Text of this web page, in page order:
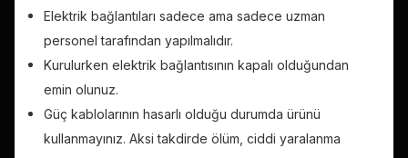
Elektrik bağlantıları sadece ama sadece uzman
personel tarafından yapılmalıdır.
Kurulurken elektrik bağlantısının kapalı olduğundan
emin olunuz.
Güç kablolarının hasarlı olduğu durumda ürünü
kullanmayınız. Aksi takdirde ölüm, ciddi yaralanma